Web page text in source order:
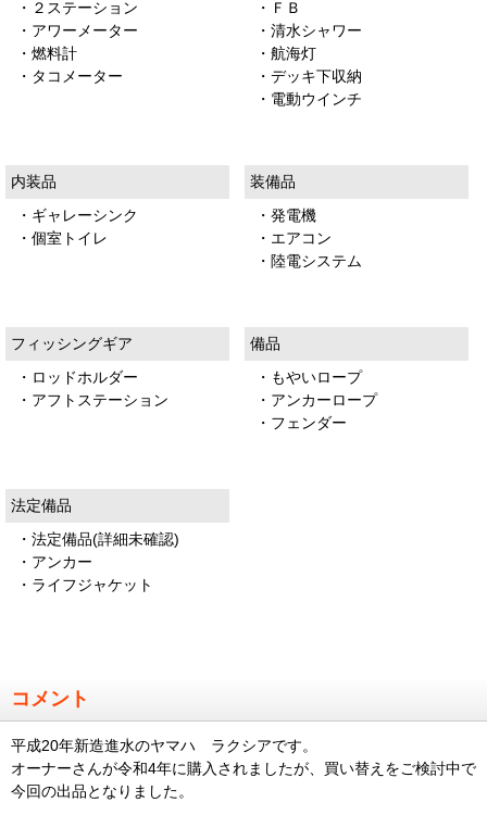
・２ステーション
・アワーメーター
・燃料計
・タコメーター
・ＦＢ
・清水シャワー
・航海灯
・デッキ下収納
・電動ウインチ
内装品
・ギャレーシンク
・個室トイレ
装備品
・発電機
・エアコン
・陸電システム
フィッシングギア
・ロッドホルダー
・アフトステーション
備品
・もやいロープ
・アンカーロープ
・フェンダー
法定備品
・法定備品(詳細未確認)
・アンカー
・ライフジャケット
コメント
平成20年新造進水のヤマハ ラクシアです。
オーナーさんが令和4年に購入されましたが、買い替えをご検討中で
今回の出品となりました。